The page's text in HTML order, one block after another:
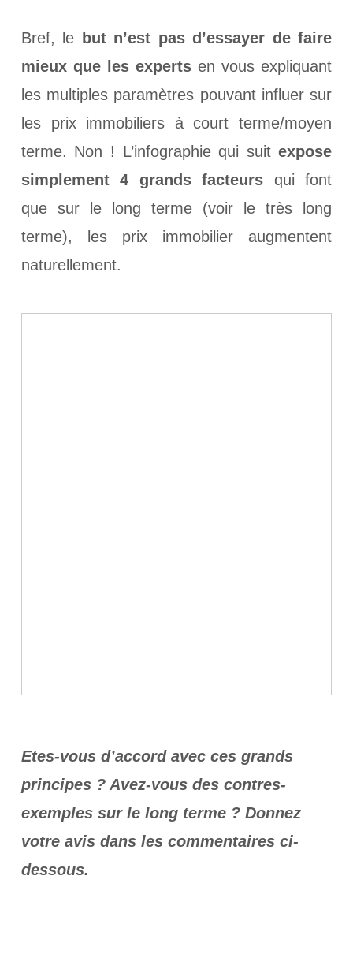
Bref, le but n’est pas d’essayer de faire
mieux que les experts en vous expliquant
les multiples paramètres pouvant influer sur
les prix immobiliers à court terme/moyen
terme. Non ! L’infographie qui suitexpose
simplement 4 grands facteurs qui font
que sur le long terme (voir le très long
terme), les prix immobilier augmentent
naturellement.
Etes-vous d’accord avec ces grands
principes ? Avez-vous des contres-
exemples sur le long terme ? Donnez
votre avis dans les commentaires ci-
dessous.